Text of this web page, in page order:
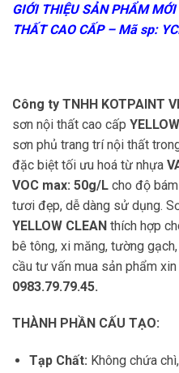
GIỚI THIỆU SẢN PHẨM
THẤT CAO CẤP – Mã sp:
Công ty TNHH KOTPAINT
sơn nội thất cao cấp
sơn phủ trang trí nội thất
đặc biệt tối ưu hoá từ nhựa
VOC max: 50g/L cho độ
tươi đẹp, dễ dàng sử dụng.
YELLOW CLEAN thích hợp
bê tông, xi măng, tường
cầu tư vấn mua sản phẩm
0983.79.79.45.
THÀNH PHẦN CẤU TẠO:
Tạp Chất: Không chứa